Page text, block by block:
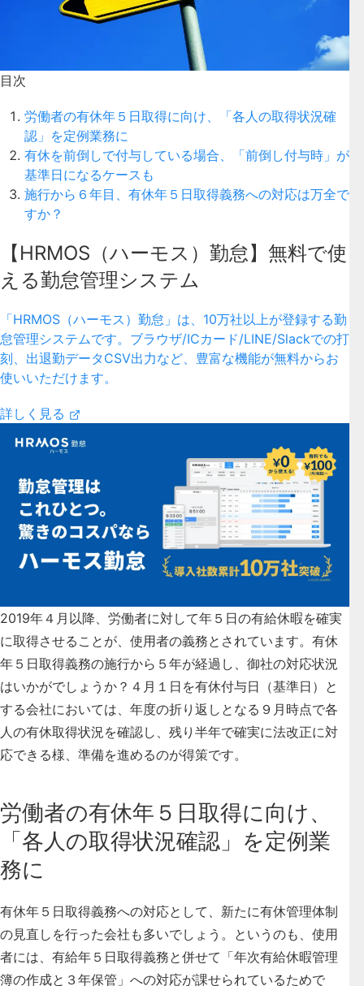
目次
労働者の有休年５日取得に向け、「各人の取得状況確
認」を定例業務に
有休を前倒しで付与している場合、「前倒し付与時」が
基準日になるケースも
施行から６年目、有休年５日取得義務への対応は万全で
すか？
【HRMOS（ハーモス）勤怠】無料で使
える勤怠管理システム
「HRMOS（ハーモス）勤怠」は、10万社以上が登録する勤
怠管理システムです。ブラウザ/ICカード/LINE/Slackでの打
刻、出退勤データCSV出力など、豊富な機能が無料からお
使いいただけます。
詳しく見る
2019年４月以降、労働者に対して年５日の有給休暇を確実
に取得させることが、使用者の義務とされています。 有休
年５日取得義務の施行から５年が経過し、御社の対応状況
はいかがでしょうか？４月１日を有休付与日（基準日）と
する会社においては、年度の折り返しとなる９月時点で各
人の有休取得状況を確認し、残り半年で確実に法改正に対
応できる様、準備を進めるのが得策です。
労働者の有休年５日取得に向け、
「各人の取得状況確認」を定例業
務に
有休年５日取得義務への対応として、新たに有休管理体制
の見直しを行った会社も多いでしょう。 というのも、使用
者には、有給年５日取得義務と併せて「年次有給休暇管理
簿の作成と３年保管」への対応が課せられているためで